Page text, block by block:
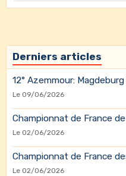
Derniers articles
12° Azemmour:
Le 09/06/2026
Championnat de France
Le 02/06/2026
Championnat de France
Le 02/06/2026